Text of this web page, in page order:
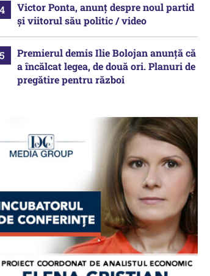
Victor Ponta, anunț despre noul partid
și viitorul său politic / video
Premierul demis Ilie Bolojan anunță că
a încălcat legea, de două ori. Planuri de
pregătire pentru război